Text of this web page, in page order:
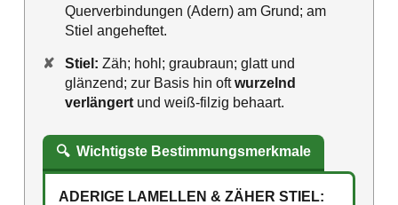
Querverbindungen (Adern) am Grund; am
Stiel angeheftet.
✘ Stiel: Zäh; hohl; graubraun; glatt und
glänzend; zur Basis hin oftwurzelnd
verlängert und weiß-filzig behaart.
🔍 Wichtigste Bestimmungsmerkmale
ADERIGE LAMELLEN & ZÄHER STIEL: